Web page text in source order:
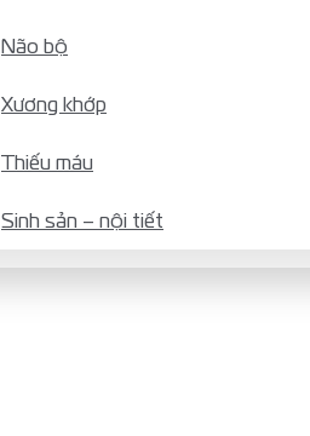
Não bộ
Xương khớp
Thiếu máu
Sinh sản – nội tiết